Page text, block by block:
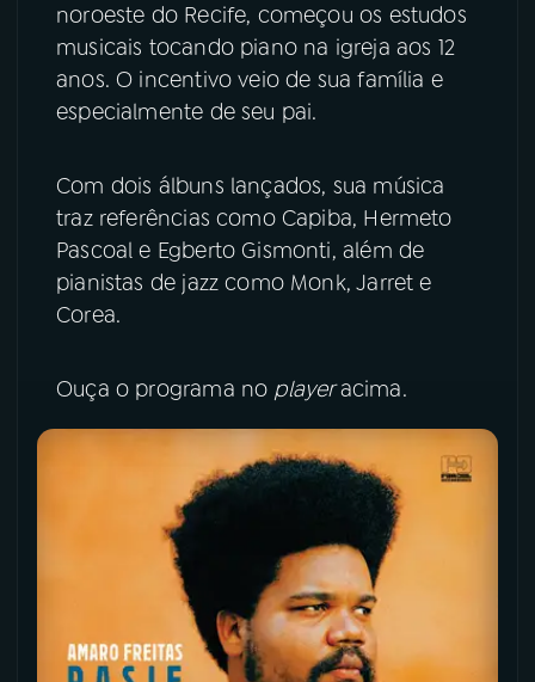
YouTube Facebook
Instagram X
noroeste do Recife, começou os estudos
musicais tocando piano na igreja aos 12
anos. O incentivo veio de sua família e
especialmente de seu pai.
Com dois álbuns lançados, sua música
traz referências como Capiba, Hermeto
Pascoal e Egberto Gismonti, além de
pianistas de jazz como Monk, Jarret e
Corea.
Ouça o programa no playeracima.